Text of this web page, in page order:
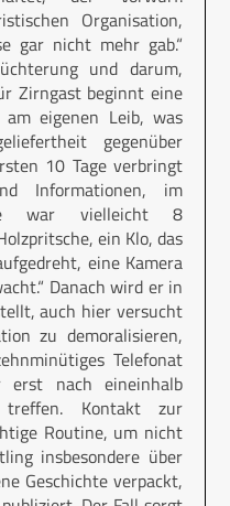
Organisation,
gar nicht mehr gab.“
und darum,
Zirngast beginnt eine
eigenen Leib, was
gegenüber
10 Tage verbringt
Informationen, im
war vielleicht 8
ein Klo, das
eine Kamera
Danach wird er in
auch hier versucht
zu demoralisieren,
Telefonat
nach eineinhalb
Kontakt zur
Routine, um nicht
insbesondere über
Geschichte verpackt,